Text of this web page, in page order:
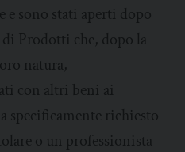
e sono stati aperti dopo
Prodotti che, dopo la
natura,
con altri beni ai
specificamente richiesto
o un professionista